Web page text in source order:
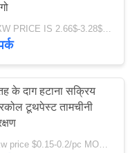
17
EXW PRICE IS 2.66$-3.28$/BOTTLE MOQ:10000 पीसी
के दाग हटाना सक्रिय
टूथपेस्ट तामचीनी
Exw price $0.15-0.2/pc MOQ:500 पीसी -30000 पीसी